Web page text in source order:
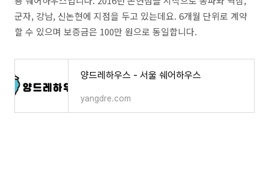
군자, 강남, 신논현에 지점을 두고 있는데요. 6개월 단위로 계약
할 수 있으며 보증금은 100만 원으로 동일합니다.
양드레하우스 - 서울 쉐어하우스
yangdre.com